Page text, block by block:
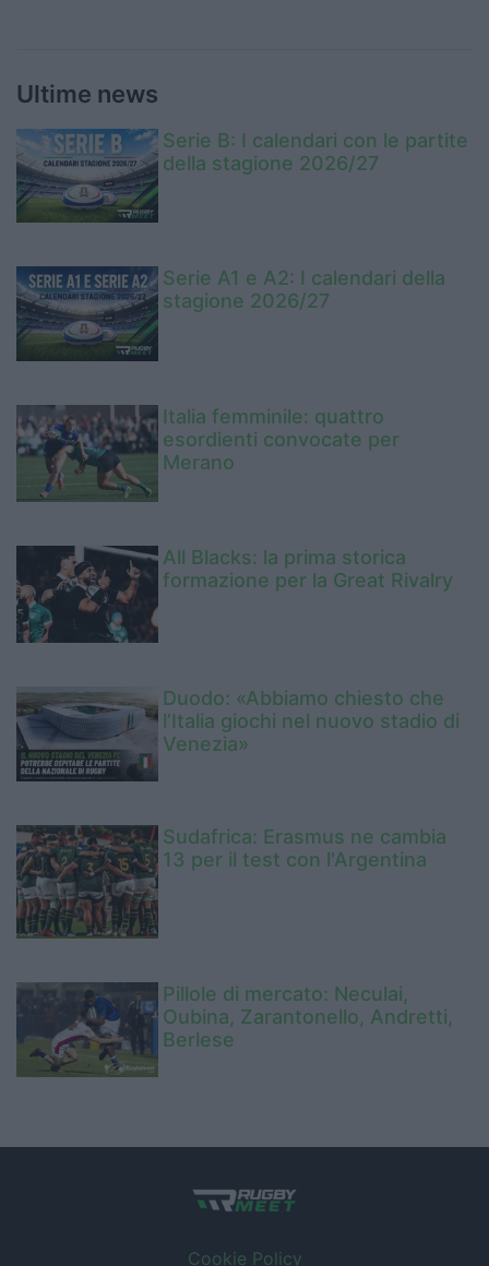
Ultime news
Serie B: I calendari con le partite
della stagione 2026/27
Serie A1 e A2: I calendari della
stagione 2026/27
Italia femminile: quattro
esordienti convocate per
Merano
All Blacks: la prima storica
formazione per la Great Rivalry
Duodo: «Abbiamo chiesto che
l’Italia giochi nel nuovo stadio di
Venezia»
Sudafrica: Erasmus ne cambia
13 per il test con l'Argentina
Pillole di mercato: Neculai,
Oubina, Zarantonello, Andretti,
Berlese
Cookie Policy